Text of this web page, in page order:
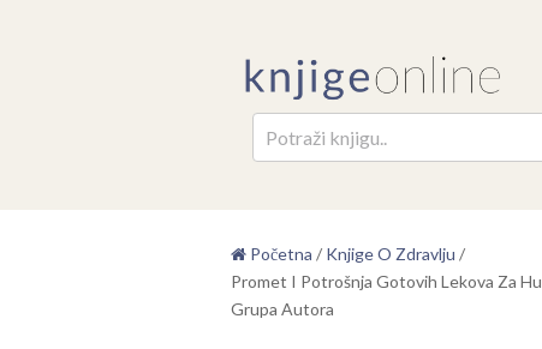
Početna / Knjige O Zdravlju /
Promet I Potrošnja Gotovih Lekova Za
Grupa Autora